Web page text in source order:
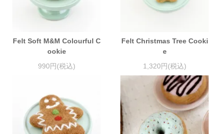
Felt Soft M&M Colourful C
ookie
990円(税込)
Felt Christmas Tree Cooki
e
1,320円(税込)